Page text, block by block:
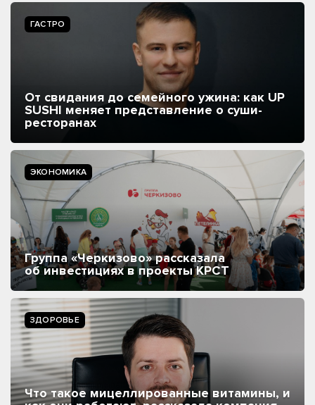
ГАСТРО
От свидания до семейного ужина: как UP
SUSHI меняет представление о суши-
ресторанах
ЭКОНОМИКА
Группа «Черкизово» рассказала
об инвестициях в проекты КРСТ
ЗДОРОВЬЕ
Что такое мицеллированные витамины, и